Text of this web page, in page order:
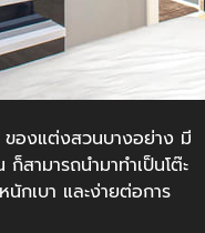
ของแต่งสวนบางอย่าง มี
สามารถนำมาทำเป็นโต๊ะ
กเบา และง่ายต่อการ